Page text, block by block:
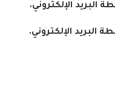
البريد الإلكتروني.
البريد الإلكتروني.